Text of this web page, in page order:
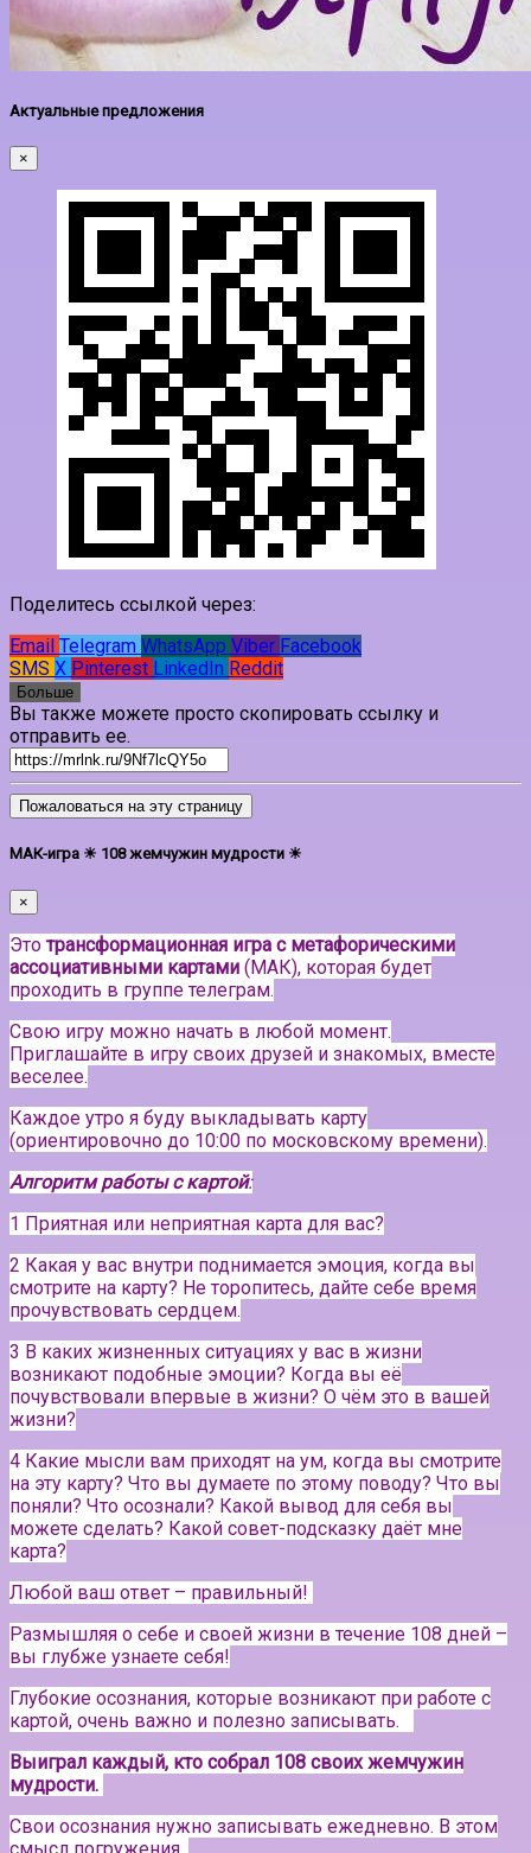
Актуальные предложения
×
Поделитесь ссылкой через:
Email Telegram WhatsApp Viber Facebook
SMS X Pinterest LinkedIn Reddit
Больше
Вы также можете просто скопировать ссылку и
отправить ее.
Пожаловаться на эту страницу
МАК-игра ☀ 108 жемчужин мудрости ☀
×
Это трансформационная игра с метафорическими
ассоциативными картами (МАК), которая будет
проходить в группе телеграм.
Свою игру можно начать в любой момент.
Приглашайте в игру своих друзей и знакомых, вместе
веселее.
Каждое утро я буду выкладывать карту
(ориентировочно до 10:00 по московскому времени).
Алгоритм работы с картой:
1 Приятная или неприятная карта для вас?
2 Какая у вас внутри поднимается эмоция, когда вы
смотрите на карту? Не торопитесь, дайте себе время
прочувствовать сердцем.
3 В каких жизненных ситуациях у вас в жизни
возникают подобные эмоции? Когда вы её
почувствовали впервые в жизни? О чём это в вашей
жизни?
4 Какие мысли вам приходят на ум, когда вы смотрите
на эту карту? Что вы думаете по этому поводу? Что вы
поняли? Что осознали? Какой вывод для себя вы
можете сделать? Какой совет-подсказку даёт мне
карта?
Любой ваш ответ – правильный!
Размышляя о себе и своей жизни в течение 108 дней –
вы глубже узнаете себя!
Глубокие осознания, которые возникают при работе с
картой, очень важно и полезно записывать.⠀
Выиграл каждый, кто собрал 108 своих жемчужин
мудрости.
Свои осознания нужно записывать ежедневно. В этом
смысл погружения.